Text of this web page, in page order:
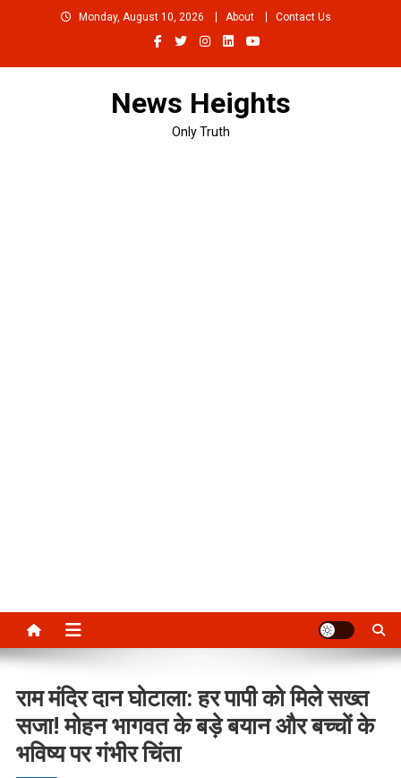
Monday, August 10, 2026 About Contact Us
News Heights
Only Truth
राम मंदिर दान घोटाला: हर पापी को मिले सख्त
सजा! मोहन भागवत के बड़े बयान और बच्चों के
भविष्य पर गंभीर चिंता